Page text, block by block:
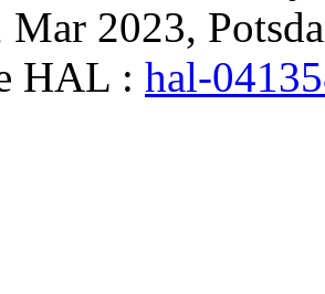
Mar 2023,
HAL : hal-